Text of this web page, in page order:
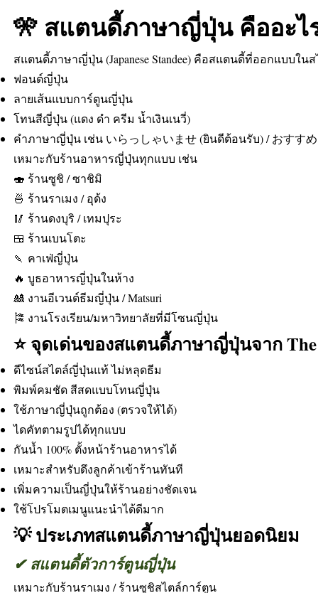
🎌 สแตนดี้ภาษาญี่ปุ่น คืออะไ
สแตนดี้ภาษาญี่ปุ่น (Japanese Standee) คือสแตนดี้ที่ออกแบบใ
ฟอนต์ญี่ปุ่น
ลายเส้นแบบการ์ตูนญี่ปุ่น
โทนสีญี่ปุ่น (แดง ดำ ครีม น้ำเงินเนวี่)
คำภาษาญี่ปุ่น เช่น いらっしゃいませ (ยินดีต้อนรับ) / おすす
เหมาะกับร้านอาหารญี่ปุ่นทุกแบบ เช่น
🍣 ร้านซูชิ / ซาชิมิ
🍜 ร้านราเมง / อุด้ง
🥢 ร้านดงบุริ / เทมปุระ
🍱 ร้านเบนโตะ
🍡 คาเฟ่ญี่ปุ่น
🔥 บูธอาหารญี่ปุ่นในห้าง
🎎 งานอีเวนต์ธีมญี่ปุ่น / Matsuri
🎏 งานโรงเรียน/มหาวิทยาลัยที่มีโซนญี่ปุ่น
⭐ จุดเด่นของสแตนดี้ภาษาญี่ปุ่นจาก
ดีไซน์สไตล์ญี่ปุ่นแท้ ไม่หลุดธีม
พิมพ์คมชัด สีสดแบบโทนญี่ปุ่น
ใช้ภาษาญี่ปุ่นถูกต้อง (ตรวจให้ได้)
ไดคัทตามรูปได้ทุกแบบ
กันน้ำ 100% ตั้งหน้าร้านอาหารได้
เหมาะสำหรับดึงลูกค้าเข้าร้านทันที
เพิ่มความเป็นญี่ปุ่นให้ร้านอย่างชัดเจน
ใช้โปรโมตเมนูแนะนำได้ดีมาก
💡 ประเภทสแตนดี้ภาษาญี่ปุ่นยอดนิยม
✔ สแตนดี้ตัวการ์ตูนญี่ปุ่น
เหมาะกับร้านราเมง / ร้านซูชิสไตล์การ์ตูน